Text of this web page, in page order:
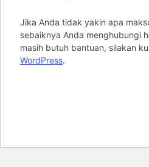
Jika Anda tidak yakin apa
sebaiknya Anda menghubungi
masih butuh bantuan, silakan
WordPress.